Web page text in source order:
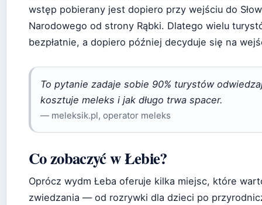
wstęp pobierany jest dopiero przy wejściu do
Narodowego od strony Rąbki. Dlatego wielu
bezpłatnie, a dopiero później decyduje się na
To pytanie zadaje sobie 90% turystów
kosztuje meleks i jak długo trwa spacer.
— meleksik.pl, operator meleks
Co zobaczyć w Łebie?
Oprócz wydm Łeba oferuje kilka miejsc, które
zwiedzania — od rozrywki dla dzieci po